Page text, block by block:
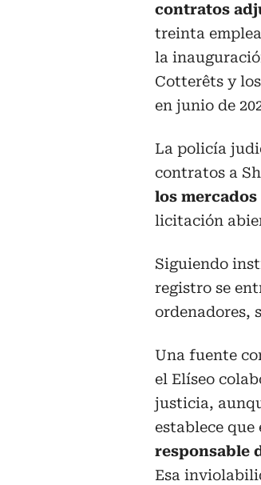
contratos
treinta
la
Cotterêts y
en junio de
La policía
contratos a
los
licitación
Siguiendo
registro se
ordenadores,
Una fuente
el Elíseo
justicia,
establece que
responsable
Esa